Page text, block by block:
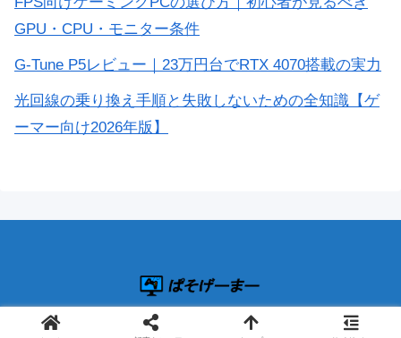
GPU・CPU・モニター条件
G-Tune P5レビュー｜23万円台でRTX 4070搭載の実力
光回線の乗り換え手順と失敗しないための全知識【ゲ
ーマー向け2026年版】
© 2019 ぱそげーまー.